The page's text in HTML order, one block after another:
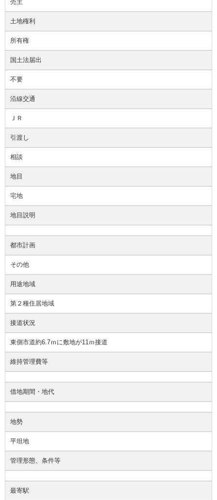
売主
土地権利
所有権
国土法届出
不要
沿線交通
ＪＲ
引渡し
相談
地目
宅地
地目説明
都市計画
その他
用途地域
第２種住居地域
接道状況
東側市道約6.7ｍに敷地が11ｍ接道
維持管理費等
借地期間・地代
地勢
平坦地
管理形態、条件等
最寄駅